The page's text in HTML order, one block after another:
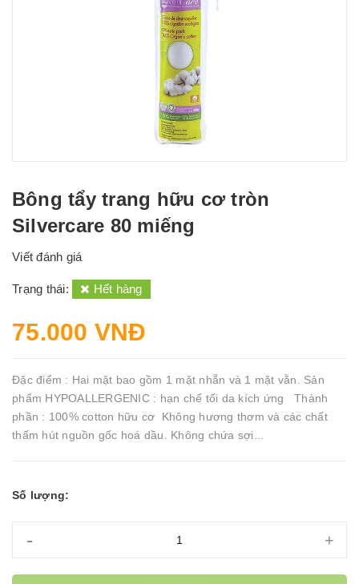
Bông tẩy trang hữu cơ tròn
Silvercare 80 miếng
Viết đánh giá
Trạng thái: Hết hàng
75.000 VNĐ
Đặc điểm : Hai mặt bao gồm 1 mặt nhẵn và 1 mặt vằn. Sản
phẩm HYPOALLERGENIC : hạn chế tối da kích ứng Thành
phần : 100% cotton hữu cơ Không hương thơm và các chất
thấm hút nguồn gốc hoá dầu. Không chứa sợi...
Số lượng:
- +